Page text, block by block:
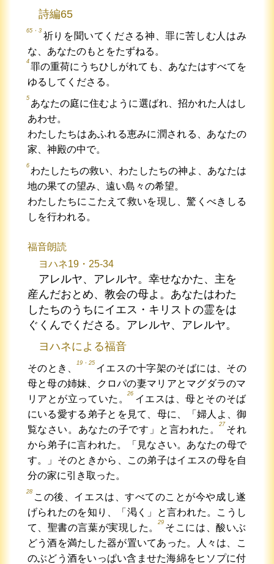
詩編65
65・3
祈りを聞いてくださる神、罪に苦しむ人はみ
な、あなたのもとをたずねる。
4
罪の重荷にうちひしがれても、あなたはすべてを
ゆるしてくださる。
5
あなたの庭に住むように選ばれ、招かれた人はし
あわせ。
わたしたちはあふれる恵みに潤される、あなたの
家、神殿の中で。
6
わたしたちの救い、わたしたちの神よ、あなたは
地の果ての望み、遠い島々の希望。
わたしたちにこたえて救いを現し、驚くべきしる
しを行われる。
福音朗読
ヨハネ19・25-34
アレルヤ、アレルヤ。幸せなかた、主を
産んだおとめ、教会の母よ。あなたはわた
したちのうちにイエス・キリストの霊をは
ぐくんでくださる。アレルヤ、アレルヤ。
ヨハネによる福音
そのとき、
19・25
イエスの十字架のそばには、その
母と母の姉妹、クロパの妻マリアとマグダラのマ
リアとが立っていた。
26
イエスは、母とそのそば
にいる愛する弟子とを見て、母に、「婦人よ、御
覧なさい。あなたの子です」と言われた。
27
それ
から弟子に言われた。「見なさい。あなたの母で
す。」そのときから、この弟子はイエスの母を自
分の家に引き取った。
28
この後、イエスは、すべてのことが今や成し遂
げられたのを知り、「渇く」と言われた。こうし
て、聖書の言葉が実現した。
29
そこには、酸いぶ
どう酒を満たした器が置いてあった。人々は、こ
のぶどう酒をいっぱい含ませた海綿をヒソプに付